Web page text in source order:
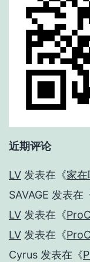
近期评论
LV 发表在《家
SAVAGE 发表在
LV 发表在《
LV 发表在《
Cyrus 发表在《